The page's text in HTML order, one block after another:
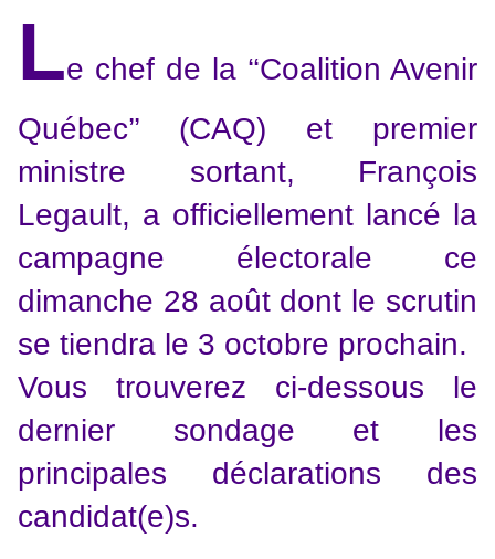
Le chef de la ‘‘Coalition Avenir
Québec’’ (CAQ) et premier
ministre sortant, François
Legault, a officiellement lancé la
campagne électorale ce
dimanche 28 août dont le scrutin
se tiendra le 3 octobre prochain.
Vous trouverez ci-dessous le
dernier sondage et les
principales déclarations des
candidat(e)s.